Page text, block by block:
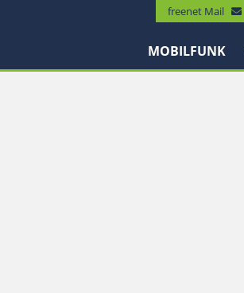
freenet Mail
MOBILFUNK